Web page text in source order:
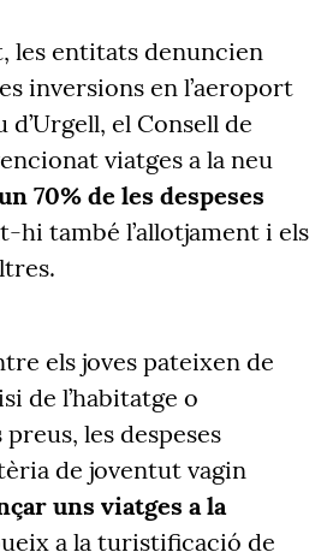
les entitats denuncien
inversions en l’aeroport
d’Urgell, el Consell de
viatges a la neu
70% de les despeses
hi també l’allotjament i els
els joves pateixen de
de l’habitatge o
les despeses
de joventut vagin
uns viatges a la
a la turistificació de